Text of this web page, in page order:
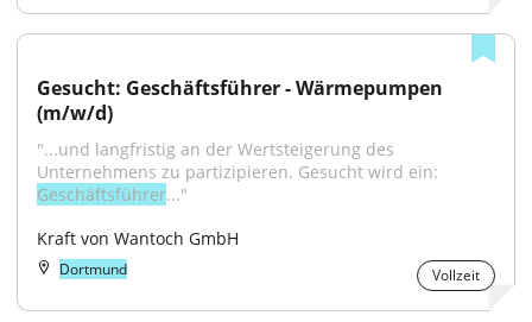
Gesucht: Geschäftsführer - Wärmepumpen
(m/w/d)
"...und langfristig an der Wertsteigerung des
Geschäftsführer..."
Kraft von Wantoch GmbH
Dortmund Vollzeit